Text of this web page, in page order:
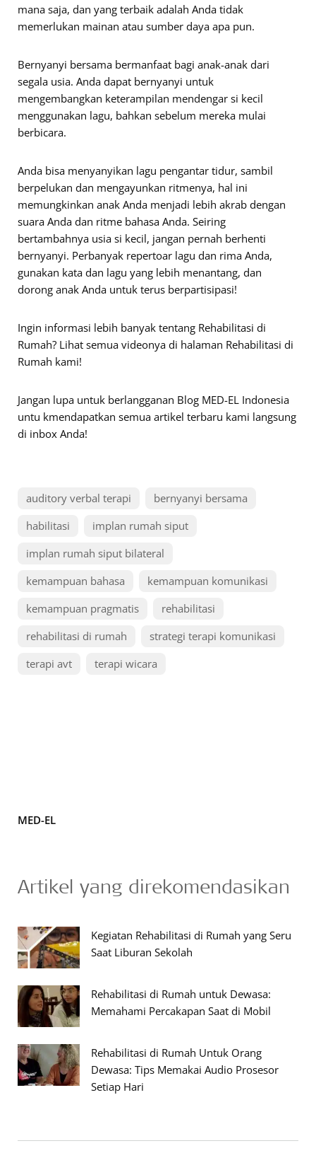
mana saja, dan yang terbaik adalah Anda tidak
memerlukan mainan atau sumber daya apa pun.
Bernyanyi bersama bermanfaat bagi anak-anak dari
segala usia. Anda dapat bernyanyi untuk
mengembangkan keterampilan mendengar si kecil
menggunakan lagu, bahkan sebelum mereka mulai
berbicara.
Anda bisa menyanyikan lagu pengantar tidur, sambil
berpelukan dan mengayunkan ritmenya, hal ini
memungkinkan anak Anda menjadi lebih akrab dengan
suara Anda dan ritme bahasa Anda. Seiring
bertambahnya usia si kecil, jangan pernah berhenti
bernyanyi. Perbanyak repertoar lagu dan rima Anda,
gunakan kata dan lagu yang lebih menantang, dan
dorong anak Anda untuk terus berpartisipasi!
Ingin informasi lebih banyak tentang Rehabilitasi di
Rumah? Lihat semua videonya di halaman Rehabilitasi di
Rumah kami!
Jangan lupa untuk berlangganan Blog MED-EL Indonesia
untu kmendapatkan semua artikel terbaru kami langsung
di inbox Anda!
auditory verbal terapi
bernyanyi bersama
habilitasi
implan rumah siput
implan rumah siput bilateral
kemampuan bahasa
kemampuan komunikasi
kemampuan pragmatis
rehabilitasi
rehabilitasi di rumah
strategi terapi komunikasi
terapi avt
terapi wicara
MED-EL
Artikel yang direkomendasikan
Kegiatan Rehabilitasi di Rumah yang Seru
Saat Liburan Sekolah
Rehabilitasi di Rumah untuk Dewasa:
Memahami Percakapan Saat di Mobil
Rehabilitasi di Rumah Untuk Orang
Dewasa: Tips Memakai Audio Prosesor
Setiap Hari